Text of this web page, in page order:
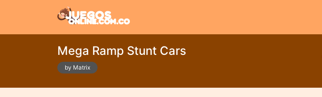
Mega Ramp Stunt Cars
by Matrix